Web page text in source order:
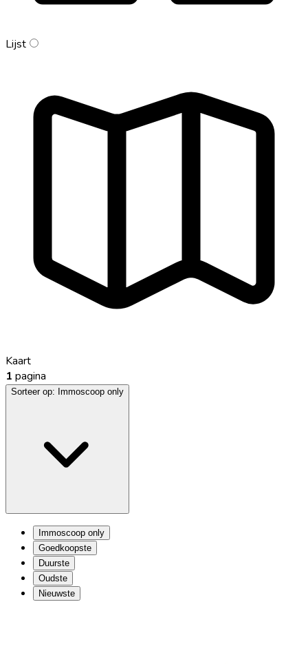
Lijst
Kaart
1 pagina
Sorteer op: Immoscoop only
Immoscoop only
Goedkoopste
Duurste
Oudste
Nieuwste